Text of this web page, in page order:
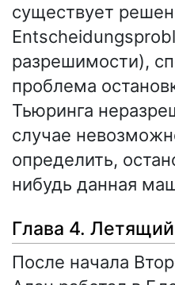
существует
разрешимости),
проблема
Тьюринга
случае
определить,
нибудь данная
Глава 4.
После начала